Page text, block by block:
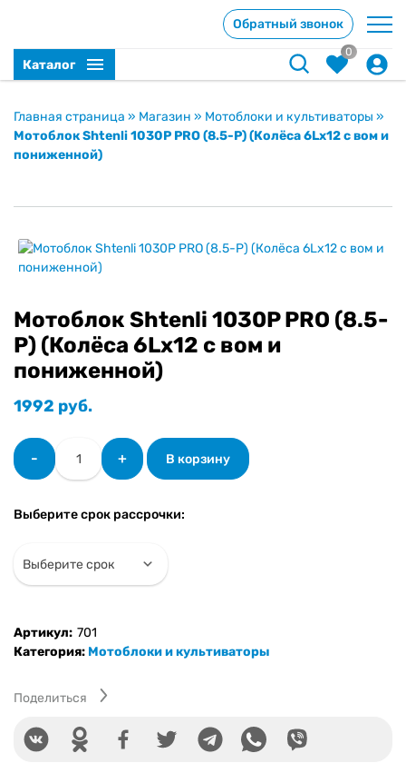
Обратный звонок
Каталог
0
Главная страница » Магазин » Мотоблоки и культиваторы »
Мотоблок Shtenli 1030P PRO (8.5-P) (Колёса 6Lх12 с вом и
пониженной)
Мотоблок Shtenli 1030P PRO (8.5-
P) (Колёса 6Lх12 с вом и
пониженной)
1992 руб.
-
Количество
товара
Мотоблок
1030P
(8.5-
P)
с
вом
пониженной)
+ В корзину
Выберите срок рассрочки:
Артикул: 701
Категория: Мотоблоки и культиваторы
Поделиться